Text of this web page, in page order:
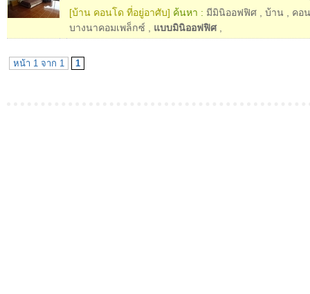
[บ้าน คอนโด ที่อยู่อาศับ] ค้นหา : มีมินิออฟฟิศ บ้าน
คอ
บางนาคอมเพล็กซ์
แบบมินิออฟฟิศ,
หน้า 1 จาก 1 1